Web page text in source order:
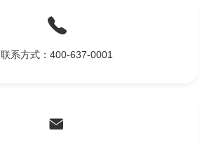
联系方式：400-637-0001